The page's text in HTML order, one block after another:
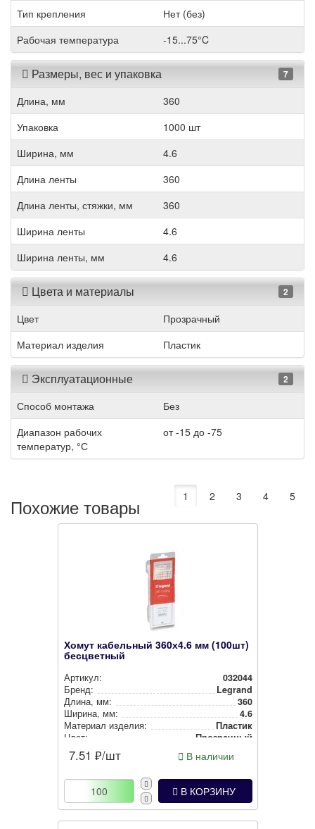
Тип крепления
Нет (без)
Рабочая температура
-15...75°C
Размеры, вес и упаковка 7
Длина, мм
360
Упаковка
1000 шт
Ширина, мм
4.6
Длина ленты
360
Длина ленты, стяжки, мм
360
Ширина ленты
4.6
Ширина ленты, мм
4.6
Цвета и материалы 2
Цвет
Прозрачный
Материал изделия
Пластик
Эксплуатационные 2
Способ монтажа
Без
Диапазон рабочих
температур, °С
от -15 до -75
Похожие товары 1 2 3 4 5
Хомут кабельный 360х4.6 мм (100шт)
бесцветный
Артикул:
032044
Бренд:
Legrand
Длина, мм:
360
Ширина, мм:
4.6
Материал изделия:
Пластик
Цвет:
Прозрачный
7.51 ₽/шт В наличии
В КОРЗИНУ